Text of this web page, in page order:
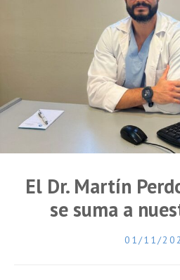
El Dr. Martín
se suma a
01/11/